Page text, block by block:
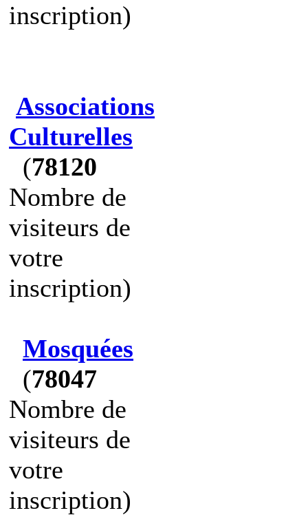
inscription)
Associations
Culturelles
(78120
Nombre de
visiteurs de
votre
inscription)
Mosquées
(78047
Nombre de
visiteurs de
votre
inscription)